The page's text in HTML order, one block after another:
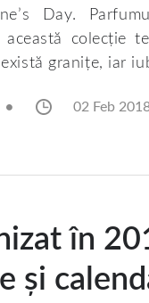
Day.
această colecție
granițe, iar
02 Feb
în
și